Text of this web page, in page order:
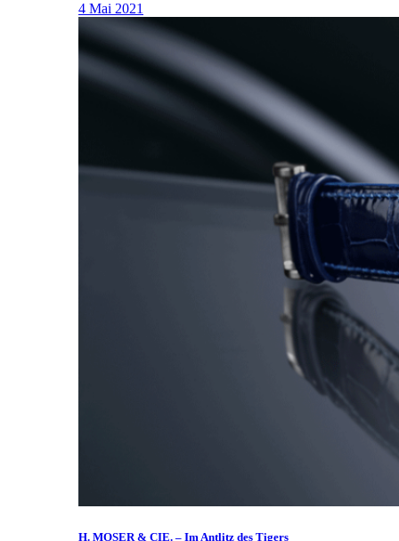
4 Mai 2021
H. MOSER & CIE. – Im Antlitz des Tigers